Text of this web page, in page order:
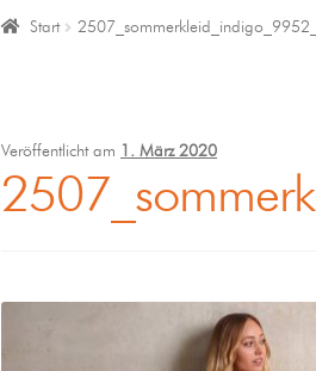
Start
Veröffentlicht am 1. März 2020